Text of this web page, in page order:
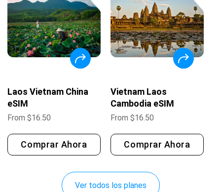
Laos Vietnam China
eSIM
From $16.50
Comprar Ahora
Vietnam Laos
Cambodia eSIM
From $16.50
Comprar Ahora
Ver todos los planes